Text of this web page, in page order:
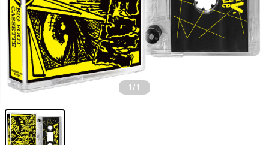
1 /1